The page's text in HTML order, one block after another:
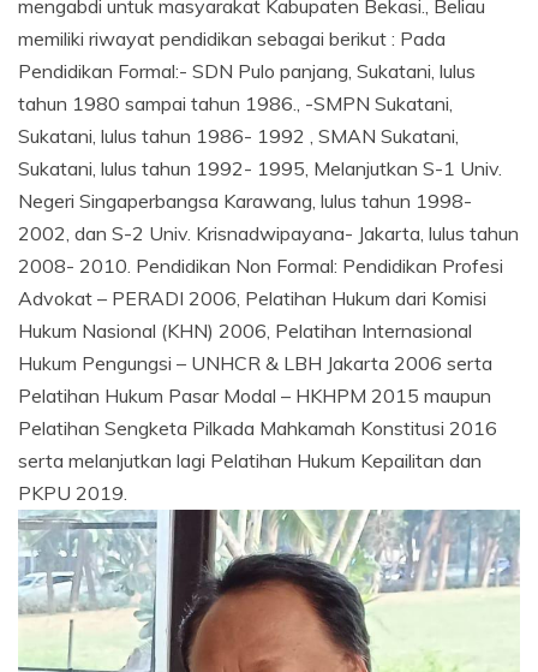
mengabdi untuk masyarakat Kabupaten Bekasi., Beliau
memiliki riwayat pendidikan sebagai berikut : Pada
Pendidikan Formal:- SDN Pulo panjang, Sukatani, lulus
tahun 1980 sampai tahun 1986., -SMPN Sukatani,
Sukatani, lulus tahun 1986- 1992 , SMAN Sukatani,
Sukatani, lulus tahun 1992- 1995, Melanjutkan S-1 Univ.
Negeri Singaperbangsa Karawang, lulus tahun 1998-
2002, dan S-2 Univ. Krisnadwipayana- Jakarta, lulus tahun
2008- 2010. Pendidikan Non Formal: Pendidikan Profesi
Advokat – PERADI 2006, Pelatihan Hukum dari Komisi
Hukum Nasional (KHN) 2006, Pelatihan Internasional
Hukum Pengungsi – UNHCR & LBH Jakarta 2006 serta
Pelatihan Hukum Pasar Modal – HKHPM 2015 maupun
Pelatihan Sengketa Pilkada Mahkamah Konstitusi 2016
serta melanjutkan lagi Pelatihan Hukum Kepailitan dan
PKPU 2019.